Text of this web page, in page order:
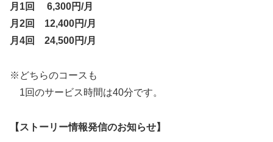
月1回 6,300円/月
月2回 12,400円/月
月4回 24,500円/月
※どちらのコースも
1回のサービス時間は40分です。
【ストーリー情報発信のお知らせ】